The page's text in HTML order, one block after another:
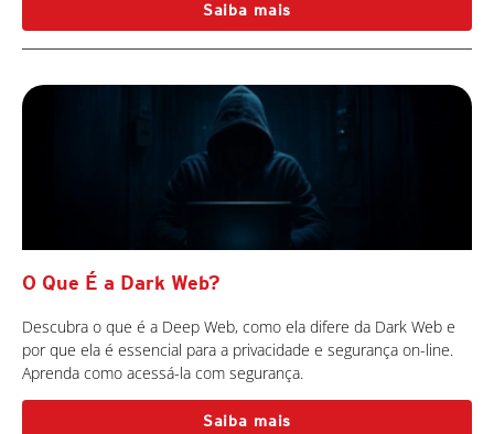
Saiba mais
O Que É a Dark Web?
Descubra o que é a Deep Web, como ela difere da Dark Web e
por que ela é essencial para a privacidade e segurança on-line.
Aprenda como acessá-la com segurança.
Saiba mais